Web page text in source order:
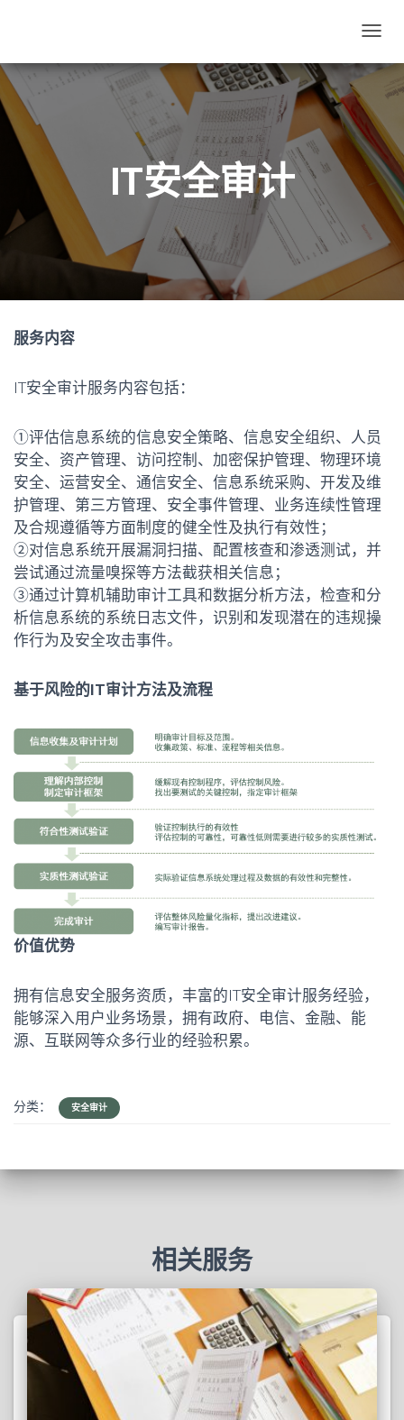
换
航
IT安全审计
服务内容
IT安全审计服务内容包括：
①评估信息系统的信息安全策略、信息安全组织、人员
安全、资产管理、访问控制、加密保护管理、物理环境
安全、运营安全、通信安全、信息系统采购、开发及维
护管理、第三方管理、安全事件管理、业务连续性管理
及合规遵循等方面制度的健全性及执行有效性；
②对信息系统开展漏洞扫描、配置核查和渗透测试，并
尝试通过流量嗅探等方法截获相关信息；
③通过计算机辅助审计工具和数据分析方法，检查和分
析信息系统的系统日志文件，识别和发现潜在的违规操
作行为及安全攻击事件。
基于风险的IT审计方法及流程
价值优势
拥有信息安全服务资质，丰富的IT安全审计服务经验，
能够深入用户业务场景，拥有政府、电信、金融、能
源、互联网等众多行业的经验积累。
分类： 安全审计
相关服务